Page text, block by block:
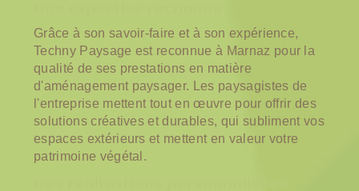
Grâce à son savoir-faire et à son expérience,
Techny Paysage est reconnue à Marnaz pour la
qualité de ses prestations en matière
d'aménagement paysager. Les paysagistes de
l'entreprise mettent tout en œuvre pour offrir des
solutions créatives et durables, qui subliment vos
espaces extérieurs et mettent en valeur votre
patrimoine végétal.